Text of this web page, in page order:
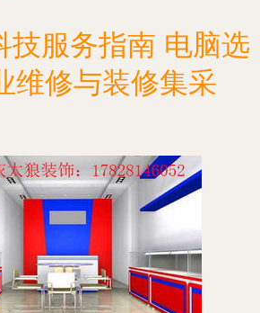
技服务指南 电脑选
维修与装修集采